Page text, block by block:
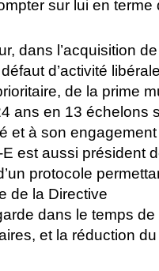
sur lui en terme
dans l’acquisition
d’activité libérale
de la prime
ans en 13 échelons
et à son engagement
est aussi président
protocole
de la Directive
dans le temps de
et la réduction du